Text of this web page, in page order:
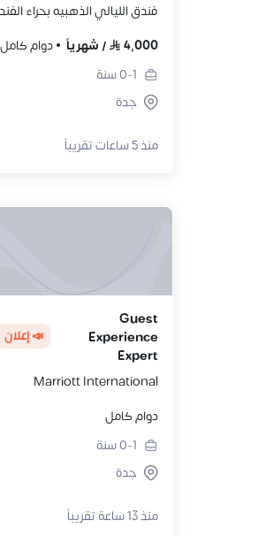
فندق الليالي الذهبيه بحراء
4,000
/ شهرياً
دوام كامل
0-1سنة
جدة
منذ 5 ساعات تقريباً
Guest
Experience
Expert
📣 إعلان
Marriott International
دوام كامل
0-1سنة
جدة
منذ 13 ساعة تقريباً